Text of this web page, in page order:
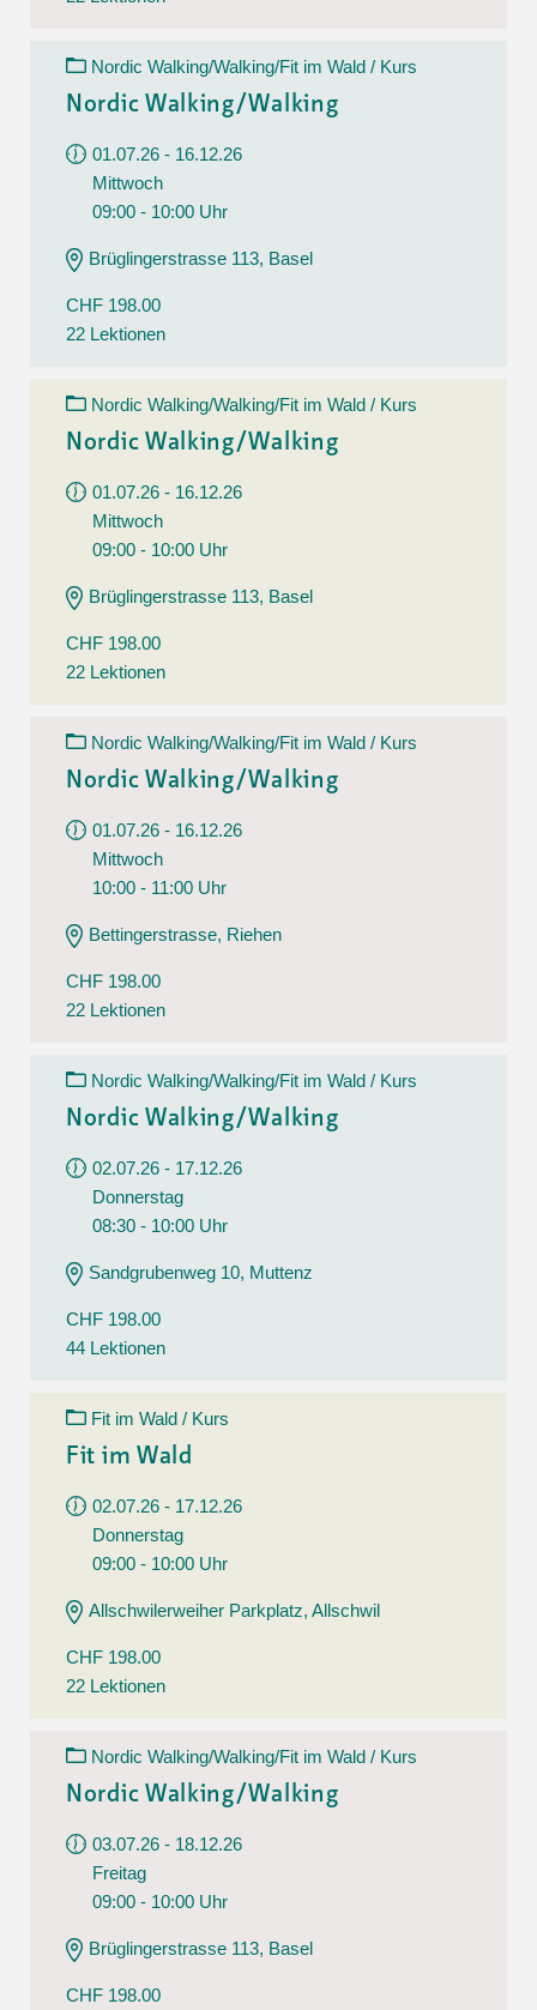
Nordic Walking/Walking/Fit im Wald / Kurs
Nordic Walking/Walking
01.07.26 - 16.12.26
Mittwoch
09:00 - 10:00 Uhr
Brüglingerstrasse 113, Basel
CHF 198.00
22 Lektionen
Nordic Walking/Walking/Fit im Wald / Kurs
Nordic Walking/Walking
01.07.26 - 16.12.26
Mittwoch
09:00 - 10:00 Uhr
Brüglingerstrasse 113, Basel
CHF 198.00
22 Lektionen
Nordic Walking/Walking/Fit im Wald / Kurs
Nordic Walking/Walking
01.07.26 - 16.12.26
Mittwoch
10:00 - 11:00 Uhr
Bettingerstrasse, Riehen
CHF 198.00
22 Lektionen
Nordic Walking/Walking/Fit im Wald / Kurs
Nordic Walking/Walking
02.07.26 - 17.12.26
Donnerstag
08:30 - 10:00 Uhr
Sandgrubenweg 10, Muttenz
CHF 198.00
44 Lektionen
Fit im Wald / Kurs
Fit im Wald
02.07.26 - 17.12.26
Donnerstag
09:00 - 10:00 Uhr
Allschwilerweiher Parkplatz, Allschwil
CHF 198.00
22 Lektionen
Nordic Walking/Walking/Fit im Wald / Kurs
Nordic Walking/Walking
03.07.26 - 18.12.26
Freitag
09:00 - 10:00 Uhr
Brüglingerstrasse 113, Basel
CHF 198.00